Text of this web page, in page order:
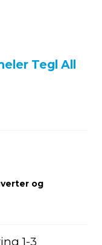
Tegl All
og
1-3